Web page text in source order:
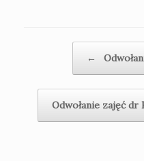
←
Odwołanie zajęć dr